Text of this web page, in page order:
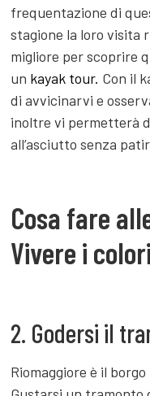
frequentazione di
stagione la loro visita
migliore per scoprire
un kayak tour. Con il
di avvicinarvi e
inoltre vi permetterà
all’asciutto senza
Cosa fare
Vivere i colori
2. Godersi il
Riomaggiore è il